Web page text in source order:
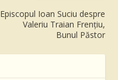
Episcopul Ioan Suciu despre
Valeriu Traian Frențiu,
Bunul Păstor